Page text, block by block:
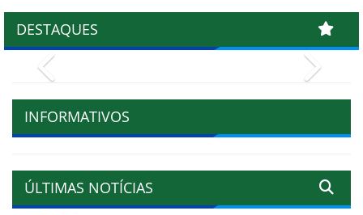
DESTAQUES
INFORMATIVOS
ÚLTIMAS NOTÍCIAS